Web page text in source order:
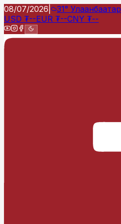
08/07/2026 31° Улаанбаатар
USD ₮--EUR ₮--CNY ₮--